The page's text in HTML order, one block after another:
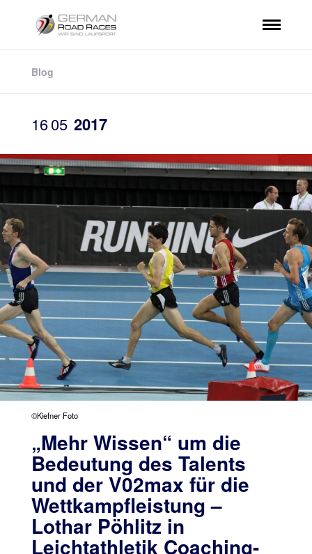
Blog
1605 2017
©Kiefner Foto
„Mehr Wissen“ um die
Bedeutung des Talents
und der V02max für die
Wettkampfleistung –
Lothar Pöhlitz in
Leichtathletik Coaching-